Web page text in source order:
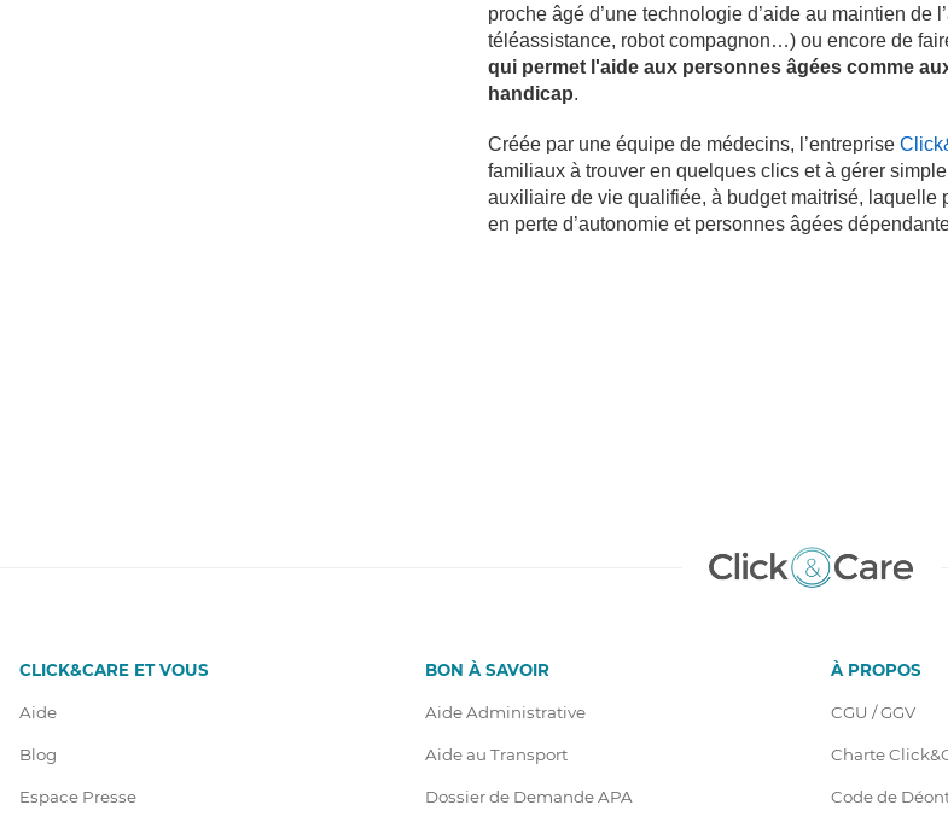
proche âgé d’une technologie d’aide au maintien de
téléassistance, robot compagnon…) ou encore de
qui permet l'aide aux personnes âgées comme
handicap.
Créée par une équipe de médecins, l’entreprise
familiaux à trouver en quelques clics et à gérer
auxiliaire de vie qualifiée, à budget maitrisé, laquelle
en perte d’autonomie et personnes âgées
CLICK&CARE ET VOUS
Aide
Blog
Espace Presse
BON À SAVOIR
Aide Administrative
Aide au Transport
Dossier de Demande APA
À PROPOS
CGU / GGV
Charte
Code de